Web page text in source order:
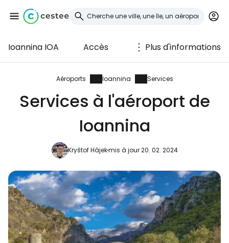
Ioannina IOA Accès Plus d'informations
Aéroports Ioannina Services
Services à l'aéroport de
Ioannina
Kryštof Hájekmis à jour 20. 02. 2024
Se connecter à
Cestee
... la communauté mondiale des voyageurs
Continuer avec Facebook
Poursuivre avec le courrier
électronique